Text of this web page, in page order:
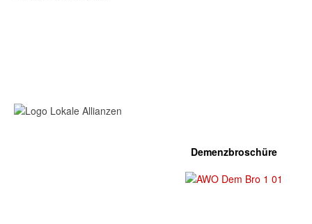
Demenzbroschüre